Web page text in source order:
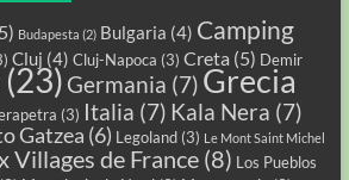
Budapesta (2) Bulgaria (4) Camping
Cluj (4) Cluj-Napoca (3) Creta (5) Demir
(23) Germania (7) Grecia
(3) Italia (7) Kala Nera (7)
Gatzea (6) Legoland(3) Le Mont Saint Michel
Villages de France(8) Los Pueblos